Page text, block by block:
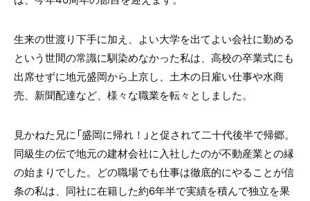
生来の世渡り下手に加え、よい大学を出てよい会社に勤める
という世間の常識に馴染めなかった私は、高校の卒業式にも
出席せずに地元盛岡から上京し、土木の日雇い仕事や水商
売、新聞配達など、様々な職業を転々としました。
見かねた兄に「盛岡に帰れ！」と促されて二十代後半で帰郷。
同級生の伝で地元の建材会社に入社したのが不動産業との縁
の始まりでした。どの職場でも仕事は徹底的にやることが信
条の私は、同社に在籍した約6年半で実績を積んで独立を果